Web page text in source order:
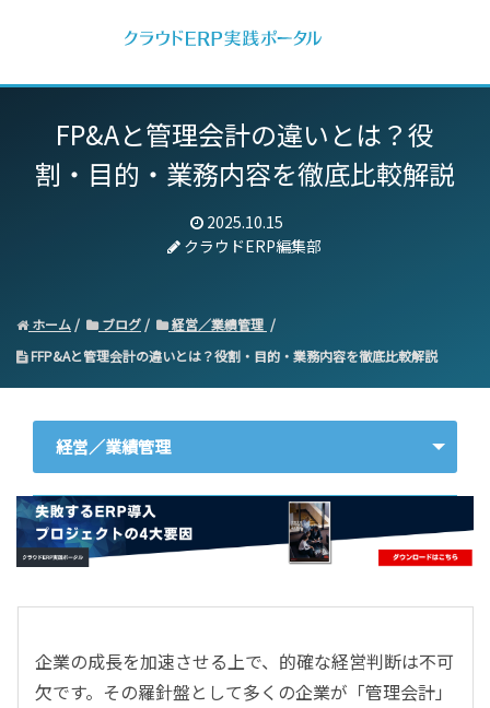
FP&Aと管理会計の違いとは？役
割・目的・業務内容を徹底比較解説
2025.10.15
クラウドERP編集部
ホーム ブログ
経営／業績管理
FFP&Aと管理会計の違いとは？役割・目的・業務内容を徹底比較解説
経営／業績管理
ERP
会計
CRM／営業支援／Eコマース
DX（2025年の崖）／クラウドコンピューティング
企業の成長を加速させる上で、的確な経営判断は不可
欠です。その羅針盤として多くの企業が「管理会計」